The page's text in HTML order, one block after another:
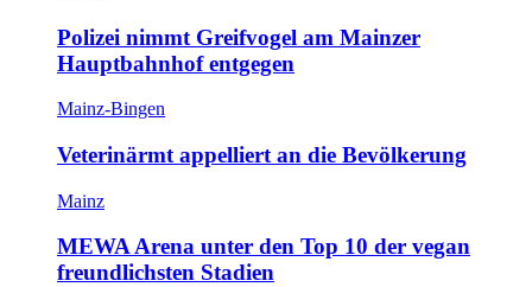
Polizei nimmt Greifvogel am Mainzer
Hauptbahnhof entgegen
Mainz-Bingen
Veterinärmt appelliert an die Bevölkerung
Mainz
MEWA Arena unter den Top 10 der vegan
freundlichsten Stadien